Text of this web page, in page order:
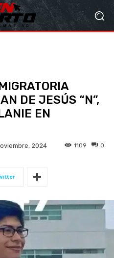
DE JESÚS “N”,
EN
2024 0
1109